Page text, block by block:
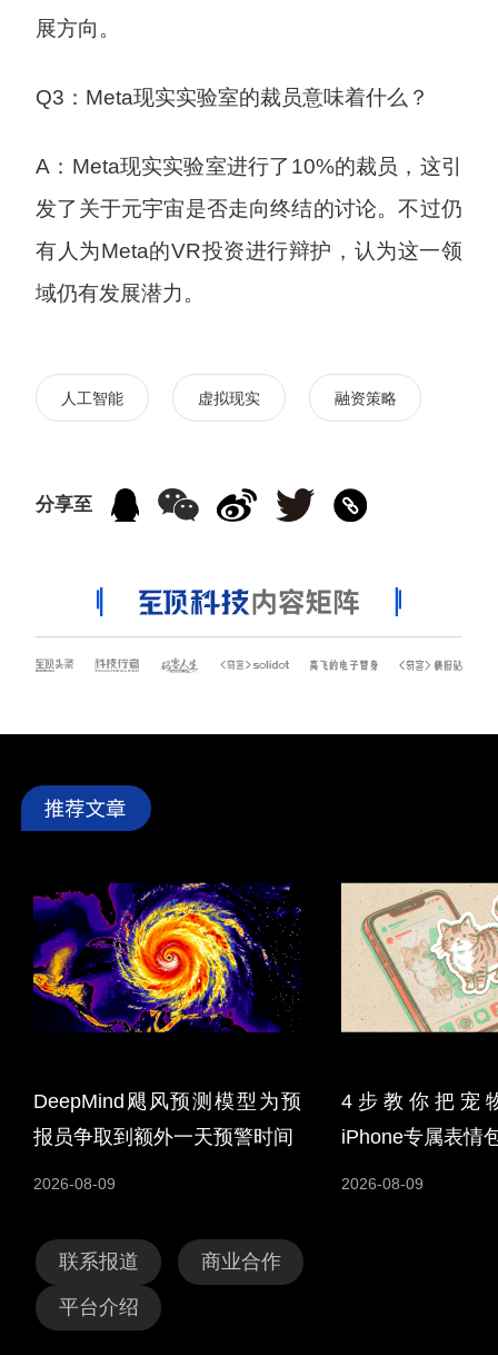
展方向。
Q3：Meta现实实验室的裁员意味着什么？
A：Meta现实实验室进行了10%的裁员，这引
发了关于元宇宙是否走向终结的讨论。不过仍
有人为Meta的VR投资进行辩护，认为这一领
域仍有发展潜力。
人工智能 虚拟现实 融资策略
分享至
DeepMind飓风预测模型为预
报员争取到额外一天预警时间
2026-08-09
4步教你把宠
iPhone专属表情
2026-08-09
联系报道 商业合作
平台介绍